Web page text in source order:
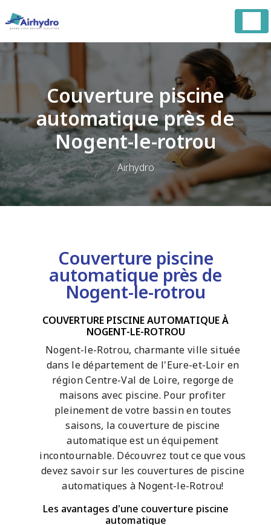
Couverture piscine
automatique près de
Nogent-le-rotrou
Airhydro
Couverture piscine
automatique près de
Nogent-le-rotrou
COUVERTURE PISCINE AUTOMATIQUE À
NOGENT-LE-ROTROU
Nogent-le-Rotrou, charmante ville située
dans le département de l'Eure-et-Loir en
région Centre-Val de Loire, regorge de
maisons avec piscine. Pour profiter
pleinement de votre bassin en toutes
saisons, la couverture de piscine
automatique est un équipement
incontournable. Découvrez tout ce que vous
devez savoir sur les couvertures de piscine
automatiques à Nogent-le-Rotrou!
Les avantages d'une couverture piscine
automatique